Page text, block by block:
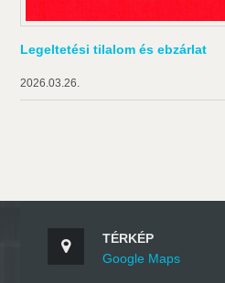
Legeltetési tilalom és ebzárlat
2026.03.26.
TÉRKÉP
Google Maps